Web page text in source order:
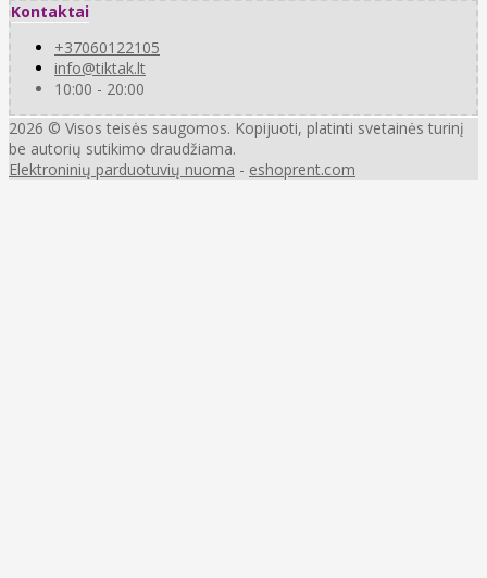
Kontaktai
+37060122105
info@tiktak.lt
10:00 - 20:00
2026 © Visos teisės saugomos. Kopijuoti, platinti svetainės turinį
be autorių sutikimo draudžiama.
Elektroninių parduotuvių nuoma - eshoprent.com